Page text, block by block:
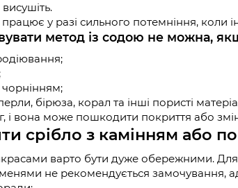
у разі сильного потемніння, коли
метод із содою не можна,
бірюза, корал та інші пористі
і вона може пошкодити покриття або
срібло з камінням або
варто бути дуже обережними. Для
не рекомендується замочування,